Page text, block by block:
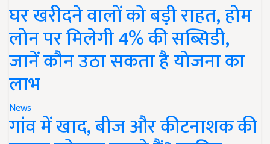
घर खरीदने वालों को बड़ी राहत, होम
लोन पर मिलेगी 4% की सब्सिडी,
जानें कौन उठा सकता है योजना का
लाभ
News
गांव में खाद, बीज और कीटनाशक की